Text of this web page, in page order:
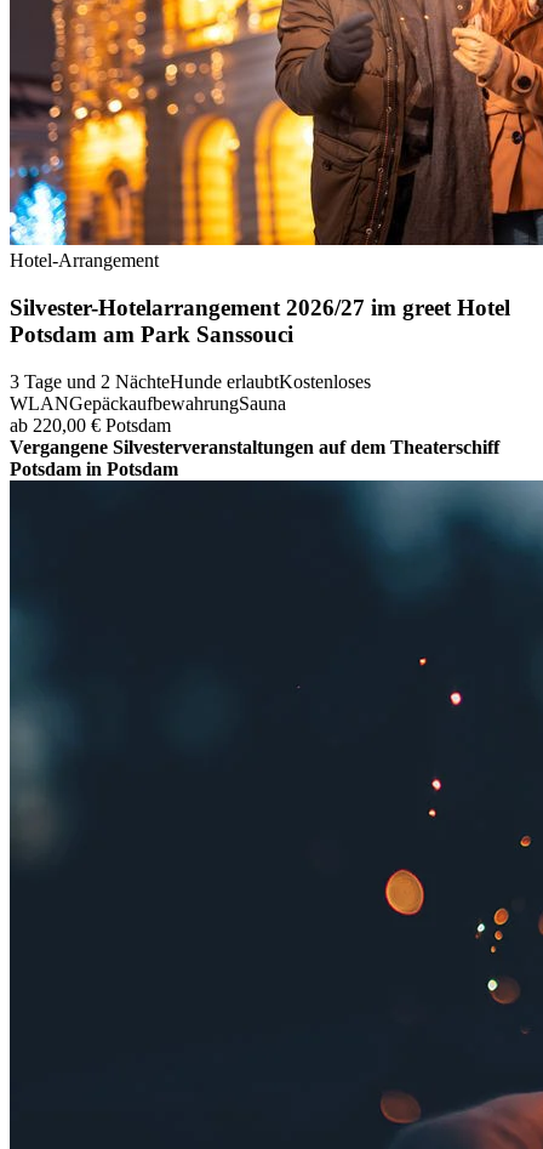
Hotel-Arrangement
Silvester-Hotelarrangement 2026/27 im greet Hotel
Potsdam am Park Sanssouci
3 Tage und 2 NächteHunde erlaubtKostenloses
WLANGepäckaufbewahrungSauna
ab 220,00 € Potsdam
Vergangene Silvesterveranstaltungen auf dem Theaterschiff
Potsdam in Potsdam